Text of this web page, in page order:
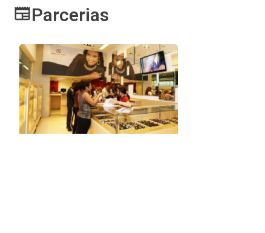
Parcerias